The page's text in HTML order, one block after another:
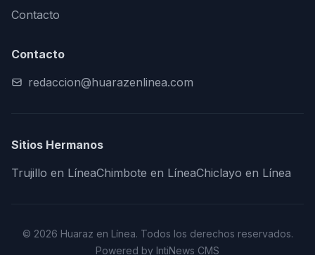
Contacto
Contacto
redaccion@huarazenlinea.com
Sitios Hermanos
Trujillo en LíneaChimbote en LíneaChiclayo en Línea
© 2026 Huaraz en Línea. Todos los derechos reservados.
Powered by IntiNews CMS